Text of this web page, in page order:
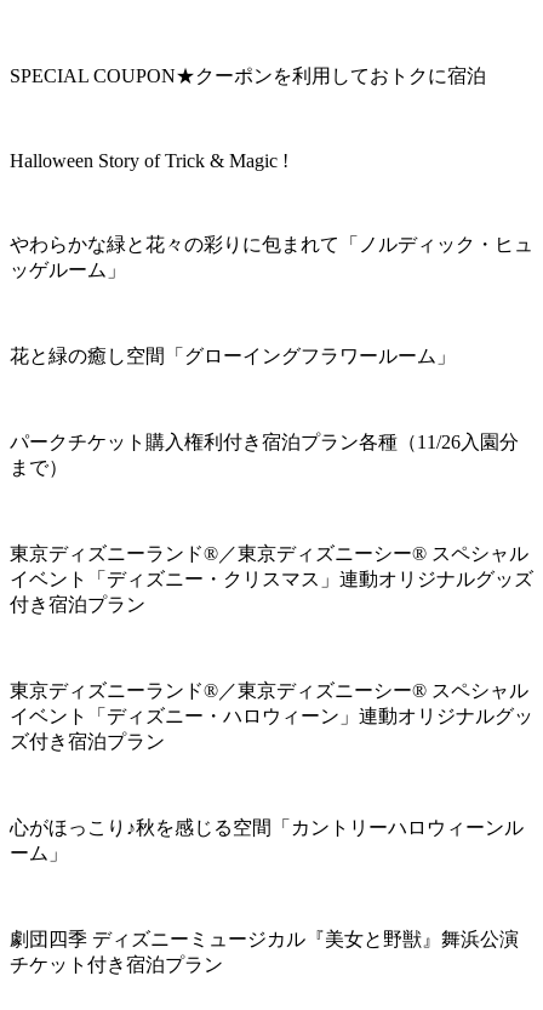
SPECIAL COUPON★クーポンを利用しておトクに宿泊
Halloween Story of Trick & Magic !
やわらかな緑と花々の彩りに包まれて「ノルディック・ヒュ
ッゲルーム」
花と緑の癒し空間「グローイングフラワールーム」
パークチケット購入権利付き宿泊プラン各種（11/26入園分
まで）
東京ディズニーランド®／東京ディズニーシー® スペシャル
イベント「ディズニー・クリスマス」連動オリジナルグッズ
付き宿泊プラン
東京ディズニーランド®／東京ディズニーシー® スペシャル
イベント「ディズニー・ハロウィーン」連動オリジナルグッ
ズ付き宿泊プラン
心がほっこり♪秋を感じる空間「カントリーハロウィーンル
ーム」
劇団四季 ディズニーミュージカル『美女と野獣』舞浜公演
チケット付き宿泊プラン